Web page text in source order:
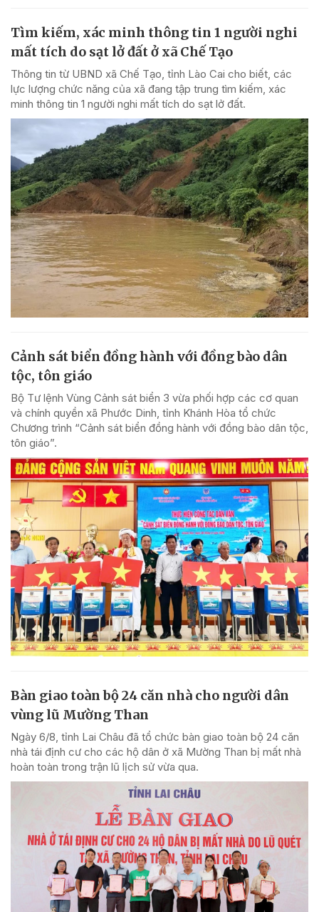
Tìm kiếm, xác minh thông tin 1 người nghi
mất tích do sạt lở đất ở xã Chế Tạo
Thông tin từ UBND xã Chế Tạo, tỉnh Lào Cai cho biết, các
lực lượng chức năng của xã đang tập trung tìm kiếm, xác
minh thông tin 1 người nghi mất tích do sạt lở đất.
Cảnh sát biển đồng hành với đồng bào dân
tộc, tôn giáo
Bộ Tư lệnh Vùng Cảnh sát biển 3 vừa phối hợp các cơ quan
và chính quyền xã Phước Dinh, tỉnh Khánh Hòa tổ chức
Chương trình “Cảnh sát biển đồng hành với đồng bào dân tộc,
tôn giáo”.
Bàn giao toàn bộ 24 căn nhà cho người dân
vùng lũ Mường Than
Ngày 6/8, tỉnh Lai Châu đã tổ chức bàn giao toàn bộ 24 căn
nhà tái định cư cho các hộ dân ở xã Mường Than bị mất nhà
hoàn toàn trong trận lũ lịch sử vừa qua.